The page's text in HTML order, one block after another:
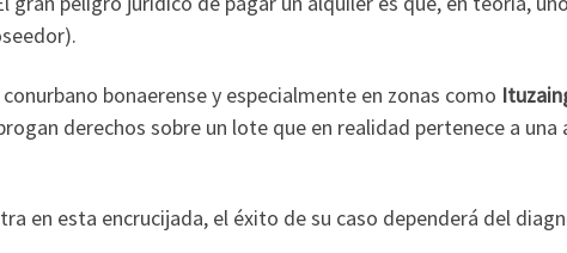
bonaerense y especialmente en zonas como
derechos sobre un lote que en realidad pertenece a
en esta encrucijada, el éxito de su caso dependerá del